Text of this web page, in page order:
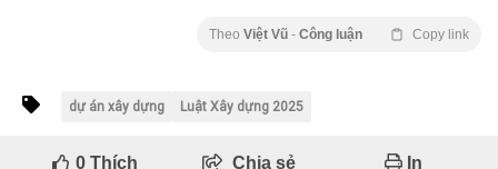
Theo Việt Vũ - Công luận Copy link
dự án xây dựng Luật Xây dựng 2025
0Thích Chia sẻ In